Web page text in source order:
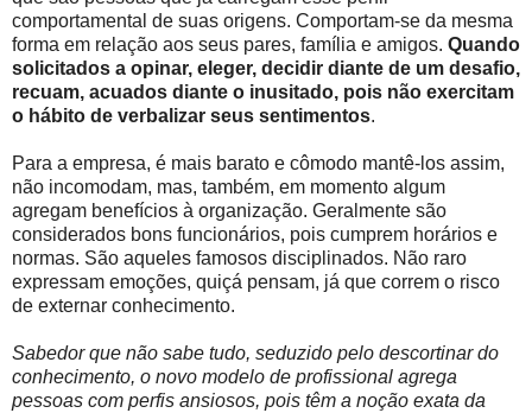
comportamental de suas origens. Comportam-se da mesma
forma em relação aos seus pares, família e amigos. Quando
solicitados a opinar, eleger, decidir diante de um desafio,
recuam, acuados diante o inusitado, pois não exercitam
o hábito de verbalizar seus sentimentos.
Para a empresa, é mais barato e cômodo mantê-los assim,
não incomodam, mas, também, em momento algum
agregam benefícios à organização. Geralmente são
considerados bons funcionários, pois cumprem horários e
normas. São aqueles famosos disciplinados. Não raro
expressam emoções, quiçá pensam, já que correm o risco
de externar conhecimento.
Sabedor que não sabe tudo, seduzido pelo descortinar do
conhecimento, o novo modelo de profissional agrega
pessoas com perfis ansiosos, pois têm a noção exata da